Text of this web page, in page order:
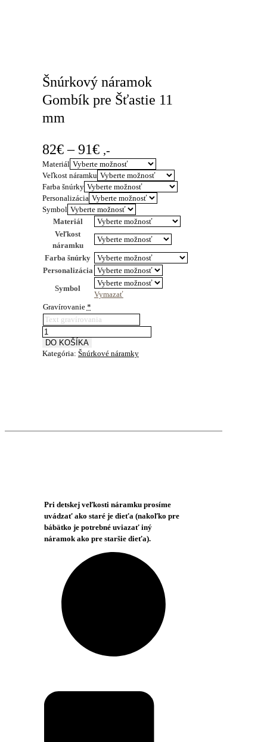
Šnúrkový náramok
Gombík pre Šťastie 11
mm
82€ – 91€Price
range:
82€
through
91€
,-
Materiál
Veľkost náramku
Farba šnúrky
Personalizácia
Symbol
Materiál
Veľkost
náramku
Farba šnúrky
Personalizácia
Symbol
Vymazať
Gravírovanie *
množstvo
Šnúrkový
náramok
DO KOŠÍKA
Kategória: Šnúrkové náramky
Pri detskej veľkosti náramku prosíme
uvádzať ako staré je dieťa (nakoľko pre
bábätko je potrebné uviazať iný
náramok ako pre staršie dieťa).